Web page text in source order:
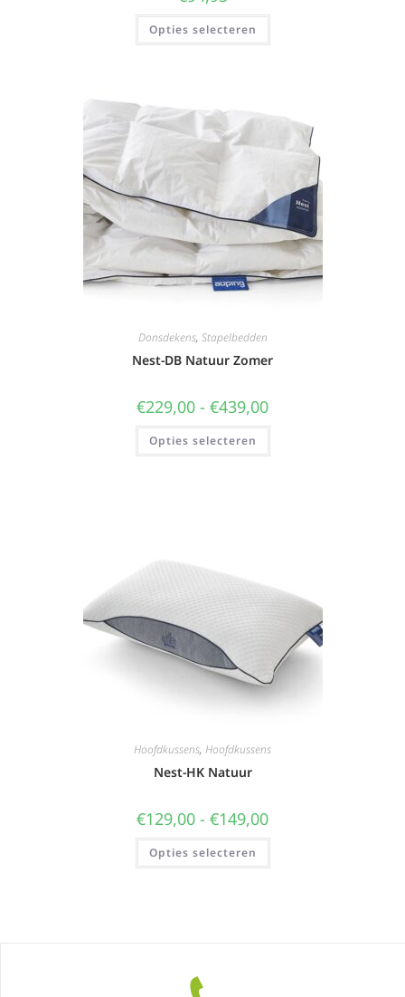
Opties selecteren
Donsdekens, Stapelbedden
Nest-DB Natuur Zomer
€229,00 - €439,00
Opties selecteren
Hoofdkussens, Hoofdkussens
Nest-HK Natuur
€129,00 - €149,00
Opties selecteren